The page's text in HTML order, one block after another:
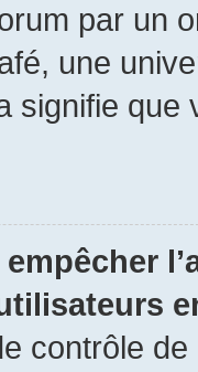
par un
une
signifie
contrôle